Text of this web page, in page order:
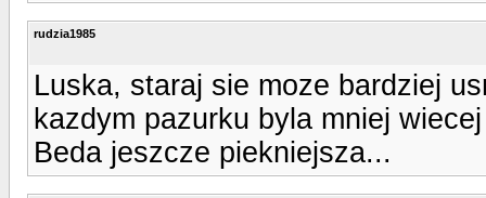
rudzia1985
Luska, staraj sie moze bardziej
kazdym pazurku byla mniej
Beda jeszcze piekniejsza...